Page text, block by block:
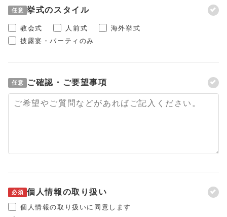
任意 挙式のスタイル
教会式 人前式
海外挙式
披露宴・パーティのみ
任意 ご確認・ご要望事項
必須 個人情報の取り扱い
個人情報の取り扱いに同意します